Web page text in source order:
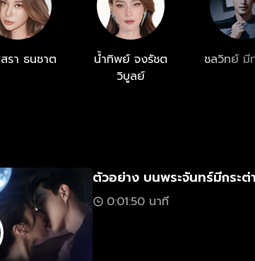
รา ธนชาต
น้ำทิพย์ จงรัชต
วิบูลย์
ชลวิทย์ มี
ตัวอย่าง บนพระจันทร์มีกระต่
0:01:50 นาที